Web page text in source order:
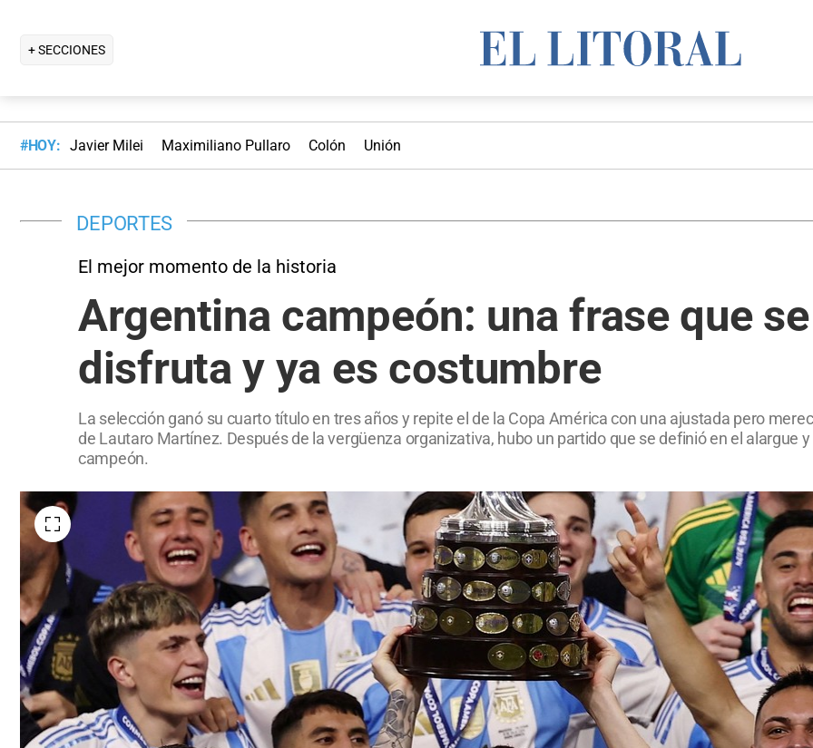
+ SECCIONES
#HOY: Javier Milei Maximiliano Pullaro Colón Unión
DEPORTES
El mejor momento de la historia
Argentina campeón: una frase que
disfruta y ya es costumbre
La selección ganó su cuarto título en tres años y repite el de la Copa América con una ajustada pero
de Lautaro Martínez. Después de la vergüenza organizativa, hubo un partido que se definió en el alargue
campeón.